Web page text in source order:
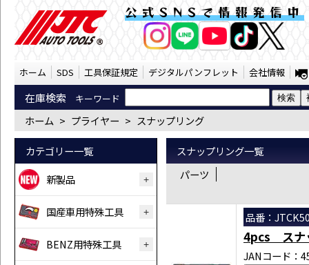
プライヤー スナップリング （
公式SNSで情報発信中
ホーム SDS 工具保証規定 デジタルパンフレット 会社情報
在庫検索 キーワード
ホーム > プライヤー > スナップリング
カテゴリー一覧
新製品
国産車用特殊工具
BENZ用特殊工具
スナップリング一覧
パーツ
品番：
4pcs スナ
JANコード：
AI商品コンシェルジ
オンライン